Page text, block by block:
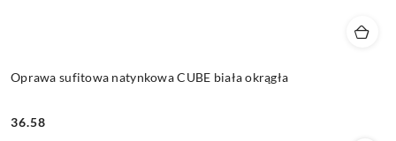
Oprawa sufitowa natynkowa CUBE biała okrągła
Cena:
36.58